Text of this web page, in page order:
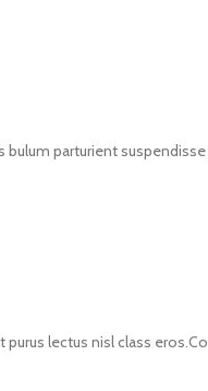
parturient
lectus nisl class